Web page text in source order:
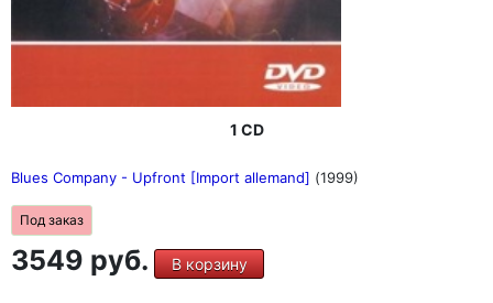
1 CD
Blues Company - Upfront [Import allemand] (1999)
Под заказ
3549 руб. В корзину